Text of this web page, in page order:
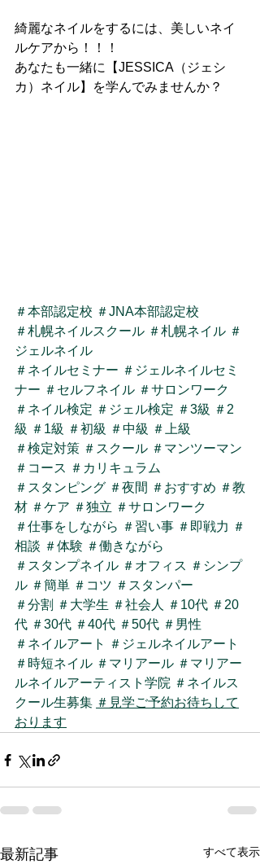
綺麗なネイルをするには、美しいネイ
ルケアから！！！
あなたも一緒に【JESSICA（ジェシ
カ）ネイル】を学んでみませんか？
＃本部認定校 ＃JNA本部認定校
＃札幌ネイルスクール ＃札幌ネイル ＃
ジェルネイル
＃ネイルセミナー ＃ジェルネイルセミ
ナー ＃セルフネイル ＃サロンワーク
＃ネイル検定 ＃ジェル検定 ＃3級 ＃2
級 ＃1級 ＃初級 ＃中級 ＃上級
＃検定対策 ＃スクール ＃マンツーマン
＃コース ＃カリキュラム
＃スタンピング ＃夜間 ＃おすすめ ＃教
材 ＃ケア ＃独立 ＃サロンワーク
＃仕事をしながら ＃習い事 ＃即戦力 ＃
相談 ＃体験 ＃働きながら
＃スタンプネイル ＃オフィス ＃シンプ
ル ＃簡単 ＃コツ ＃スタンパー
＃分割 ＃大学生 ＃社会人 ＃10代 ＃20
代 ＃30代 ＃40代 ＃50代 ＃男性
＃ネイルアート
＃ジェルネイルアート
＃時短ネイル ＃マリアール ＃マリアー
ルネイルアーティスト学院 ＃ネイルス
クール生募集 ＃見学ご予約お待ちして
おります
最新記事 すべて表示